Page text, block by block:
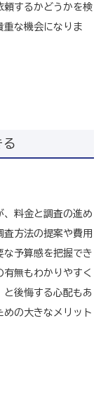
頼するかどうかを検
重な機会になりま
料金と調査の進め
査方法の提案や費用
な予算感を把握でき
無もわかりやすく
後悔する心配もあ
めの大きなメリット